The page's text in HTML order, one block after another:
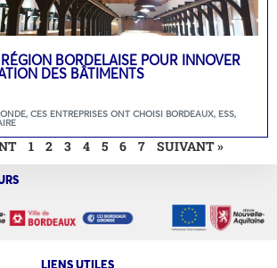
BORDELAISE POUR INNOVER
DES BÂTIMENTS
, CES ENTREPRISES ONT CHOISI BORDEAUX, ESS,
1 2 3 4 5 6 7 SUIVANT »
LIENS UTILES